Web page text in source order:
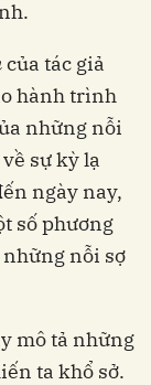
của tác giả
hành trình
những nỗi
sự kỳ lạ
ngày nay,
số phương
nỗi sợ
mô tả những
ta khổ sở.